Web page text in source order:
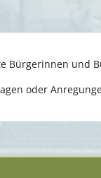
Bürgerinnen und
oder